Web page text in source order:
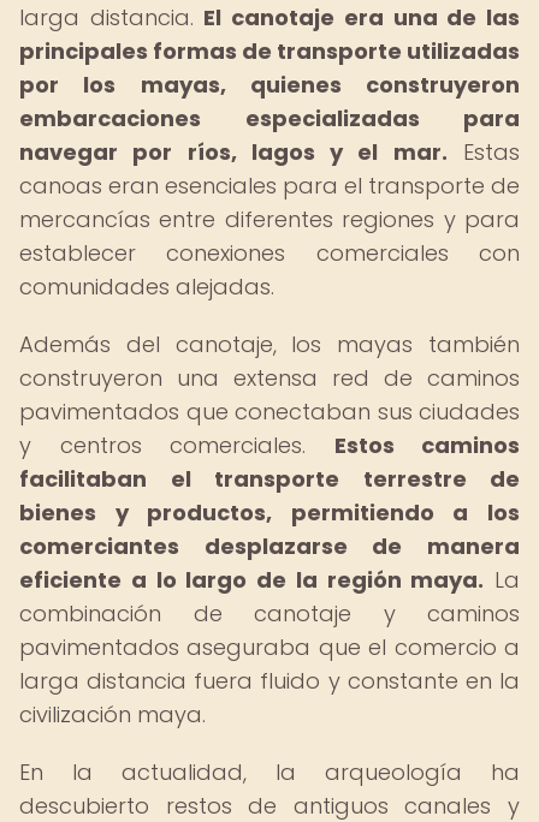
larga distancia. El canotaje era una de las
principales formas de transporte utilizadas
por los mayas, quienes construyeron
embarcaciones especializadas para
navegar por ríos, lagos y el mar. Estas
canoas eran esenciales para el transporte de
mercancías entre diferentes regiones y para
establecer conexiones comerciales con
comunidades alejadas.
Además del canotaje, los mayas también
construyeron una extensa red de caminos
pavimentados que conectaban sus ciudades
y centros comerciales. Estos caminos
facilitaban el transporte terrestre de
bienes y productos, permitiendo a los
comerciantes desplazarse de manera
eficiente a lo largo de la región maya. La
combinación de canotaje y caminos
pavimentados aseguraba que el comercio a
larga distancia fuera fluido y constante en la
civilización maya.
En la actualidad, la arqueología ha
descubierto restos de antiguos canales y